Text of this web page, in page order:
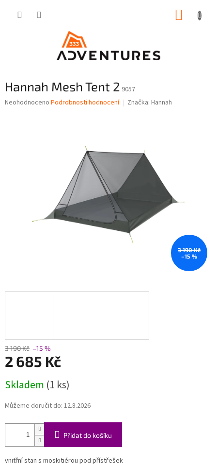
Hannah Mesh Tent 2 9057
Průměrné
Neohodnoceno Podrobnosti hodnocení Značka: Hannah
3 190 Kč
–15 %
3 190 Kč –15 %
2 685 Kč
cena:
Skladem (1 ks)
Můžeme doručit do: 12.8.2026
Přidat do košíku
vnitřní stan s moskitiérou pod přístřešek